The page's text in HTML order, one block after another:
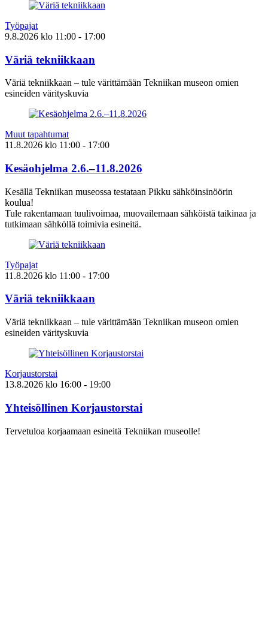
Työpajat
9.8.2026 klo 11:00 - 17:00
Väriä tekniikkaan
Väriä tekniikkaan – tule värittämään Tekniikan museon omien
esineiden värityskuvia
Muut tapahtumat
11.8.2026 klo 11:00 - 17:00
Kesäohjelma 2.6.–11.8.2026
Kesällä Tekniikan museossa testataan Pikku sähköinsinöörin
koulua!
Tule rakentamaan tuulivoimaa, muovailemaan sähköistä taikinaa ja
tutkimaan sähköllä toimivia esineitä.
Työpajat
11.8.2026 klo 11:00 - 17:00
Väriä tekniikkaan
Väriä tekniikkaan – tule värittämään Tekniikan museon omien
esineiden värityskuvia
Korjaustorstai
13.8.2026 klo 16:00 - 19:00
Yhteisöllinen Korjaustorstai
Tervetuloa korjaamaan esineitä Tekniikan museolle!